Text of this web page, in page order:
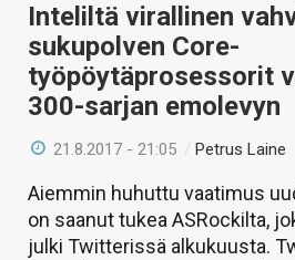
Inteliltä virallinen
sukupolven Core-
työpöytäprosessorit
300-sarjan emolevyn
21.8.2017 - 21:05 / Petrus Laine
Aiemmin huhuttu vaatimus
on saanut tukea ASRockilta,
julki Twitterissä alkukuusta.